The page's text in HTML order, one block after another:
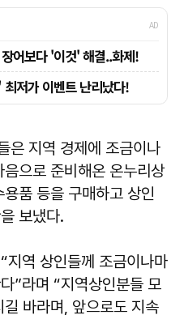
은 지역 경제에 조금이나
으로 준비해온 온누리상
품 등을 구매하고 상인
보냈다.
지역 상인들께 조금이나마
”라며 “지역상인분들 모
바라며, 앞으로도 지속